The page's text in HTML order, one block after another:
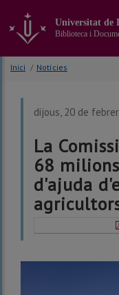
contingut
principal
Universitat de
Biblioteca i
Inici / Notícies
dijous, 20 de
La
68
d'ajuda